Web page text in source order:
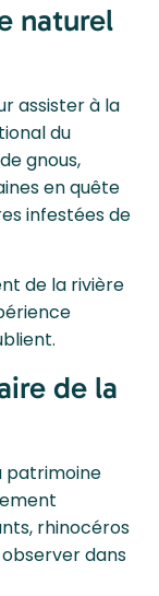
naturel
assister à la
du
gnous,
en quête
infestées de
de la rivière
de la
patrimoine
rhinocéros
dans